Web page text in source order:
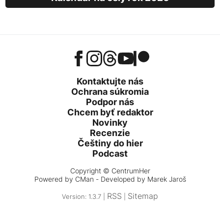
Kontaktujte nás
Ochrana súkromia
Podpor nás
Chcem byť redaktor
Novinky
Recenzie
Češtiny do hier
Podcast
Copyright © CentrumHer
Powered by CMan - Developed by Marek Jaroš
Version: 1.3.7 | RSS Sitemap